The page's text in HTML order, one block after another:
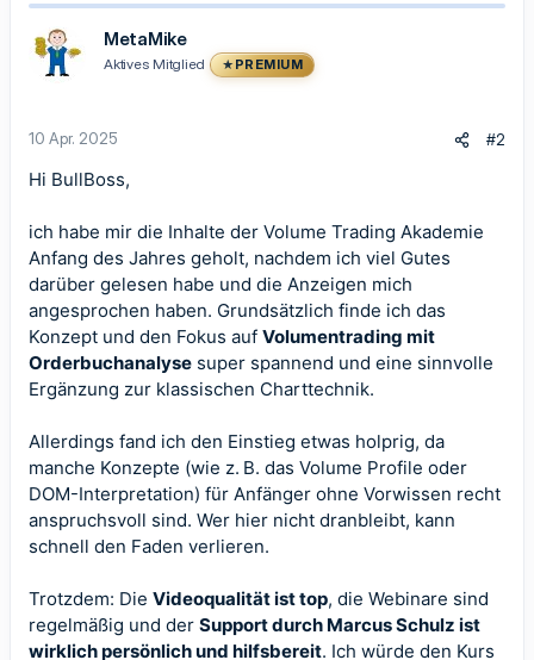
k
i
o
MetaMike
Aktives Mitglied PREMIUM
10 Apr. 2025 #2
Hi BullBoss,
ich habe mir die Inhalte der Volume Trading Akademie
Anfang des Jahres geholt, nachdem ich viel Gutes
darüber gelesen habe und die Anzeigen mich
angesprochen haben. Grundsätzlich finde ich das
Konzept und den Fokus auf Volumentrading mit
Orderbuchanalyse super spannend und eine sinnvolle
Ergänzung zur klassischen Charttechnik.
Allerdings fand ich den Einstieg etwas holprig, da
manche Konzepte (wie z. B. das Volume Profile oder
DOM-Interpretation) für Anfänger ohne Vorwissen recht
anspruchsvoll sind. Wer hier nicht dranbleibt, kann
schnell den Faden verlieren.
Trotzdem: Die Videoqualität ist top, die Webinare sind
regelmäßig und der Support durch Marcus Schulz ist
wirklich persönlich und hilfsbereit. Ich würde den Kurs